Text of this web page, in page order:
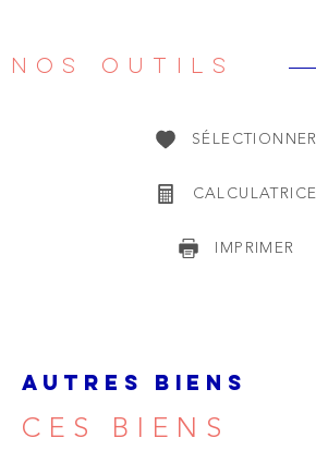
NOS OUTILS
SÉLECTIONNER
CALCULATRICE
IMPRIMER
AUTRES BIENS
CES BIENS